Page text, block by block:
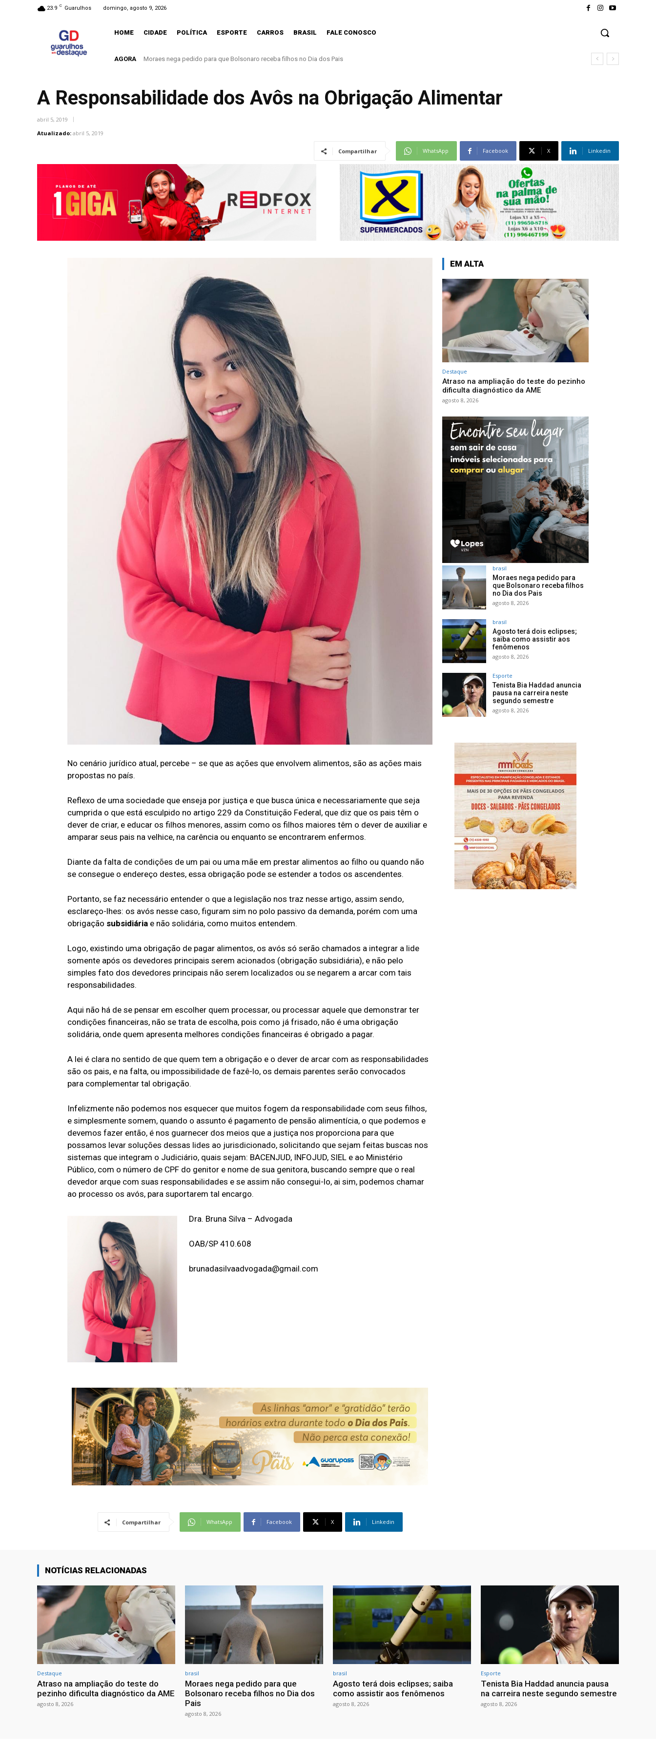
23.9 C Guarulhos domingo, agosto 9, 2026
HOME CIDADE POLÍTICA ESPORTE CARROS BRASIL FALE CONOSCO
AGORAMoraes nega pedido para que Bolsonaro receba filhos no Dia dos Pais
Agosto terá dois eclipses; saiba como assistir aos fenômenos
A Responsabilidade dos Avôs na Obrigação Alimentar
abril 5, 2019
Atualizado: abril 5, 2019
Compartilhar WhatsApp Facebook X Linkedin
No cenário jurídico atual, percebe – se que as ações que envolvem alimentos, são as ações mais
propostas no país.
Reflexo de uma sociedade que enseja por justiça e que busca única e necessariamente que seja
cumprida o que está esculpido no artigo 229 da Constituição Federal, que diz que os pais têm o
dever de criar, e educar os filhos menores, assim como os filhos maiores têm o dever de auxiliar e
amparar seus pais na velhice, na carência ou enquanto se encontrarem enfermos.
Diante da falta de condições de um pai ou uma mãe em prestar alimentos ao filho ou quando não
se consegue o endereço destes, essa obrigação pode se estender a todos os ascendentes.
Portanto, se faz necessário entender o que a legislação nos traz nesse artigo, assim sendo,
esclareço-lhes: os avós nesse caso, figuram sim no polo passivo da demanda, porém com uma
obrigação subsidiária e não solidária, como muitos entendem.
Logo, existindo uma obrigação de pagar alimentos, os avós só serão chamados a integrar a lide
somente após os devedores principais serem acionados (obrigação subsidiária), e não pelo
simples fato dos devedores principais não serem localizados ou se negarem a arcar com tais
responsabilidades.
Aqui não há de se pensar em escolher quem processar, ou processar aquele que demonstrar ter
condições financeiras, não se trata de escolha, pois como já frisado, não é uma obrigação
solidária, onde quem apresenta melhores condições financeiras é obrigado a pagar.
A lei é clara no sentido de que quem tem a obrigação e o dever de arcar com as responsabilidades
são os pais, e na falta, ou impossibilidade de fazê-lo, os demais parentes serão convocados
para complementar tal obrigação.
Infelizmente não podemos nos esquecer que muitos fogem da responsabilidade com seus filhos,
e simplesmente somem, quando o assunto é pagamento de pensão alimentícia, o que podemos e
devemos fazer então, é nos guarnecer dos meios que a justiça nos proporciona para que
possamos levar soluções dessas lides ao jurisdicionado, solicitando que sejam feitas buscas nos
sistemas que integram o Judiciário, quais sejam: BACENJUD, INFOJUD, SIEL e ao Ministério
Público, com o número de CPF do genitor e nome de sua genitora, buscando sempre que o real
devedor arque com suas responsabilidades e se assim não consegui-lo, ai sim, podemos chamar
ao processo os avós, para suportarem tal encargo.
Dra. Bruna Silva – Advogada
OAB/SP 410.608
brunadasilvaadvogada@gmail.com
Compartilhar WhatsApp Facebook X Linkedin
EM ALTA
Destaque
Atraso na ampliação do teste do pezinho
dificulta diagnóstico da AME
agosto 8, 2026
brasil
Moraes nega pedido para
que Bolsonaro receba filhos
no Dia dos Pais
agosto 8, 2026
brasil
Agosto terá dois eclipses;
saiba como assistir aos
fenômenos
agosto 8, 2026
Esporte
Tenista Bia Haddad anuncia
pausa na carreira neste
segundo semestre
agosto 8, 2026
NOTÍCIAS RELACIONADAS
Destaque
Atraso na ampliação do teste do
pezinho dificulta diagnóstico da AME
agosto 8, 2026
brasil
Moraes nega pedido para que
Bolsonaro receba filhos no Dia dos
Pais
agosto 8, 2026
brasil
Agosto terá dois eclipses; saiba
como assistir aos fenômenos
agosto 8, 2026
Esporte
Tenista Bia Haddad anuncia pausa
na carreira neste segundo semestre
agosto 8, 2026